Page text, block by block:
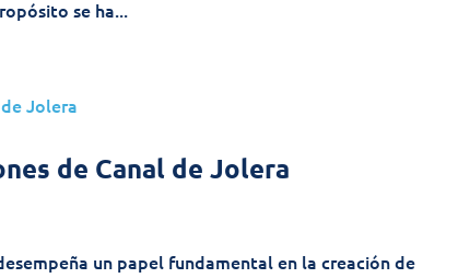
se ha...
de Canal de Jolera
un papel fundamental en la creación de